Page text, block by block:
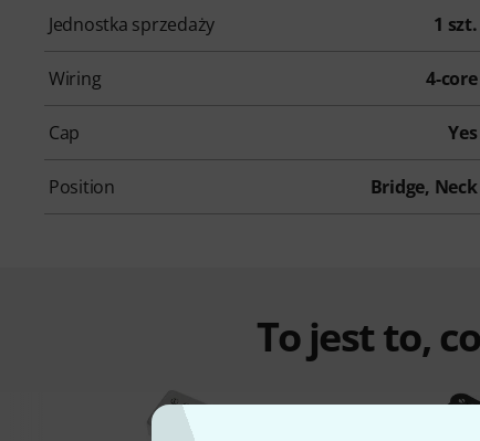
Jednostka sprzedaży 1 szt.
Wiring 4-core
Cap Yes
Position Bridge, Neck
To jest to,